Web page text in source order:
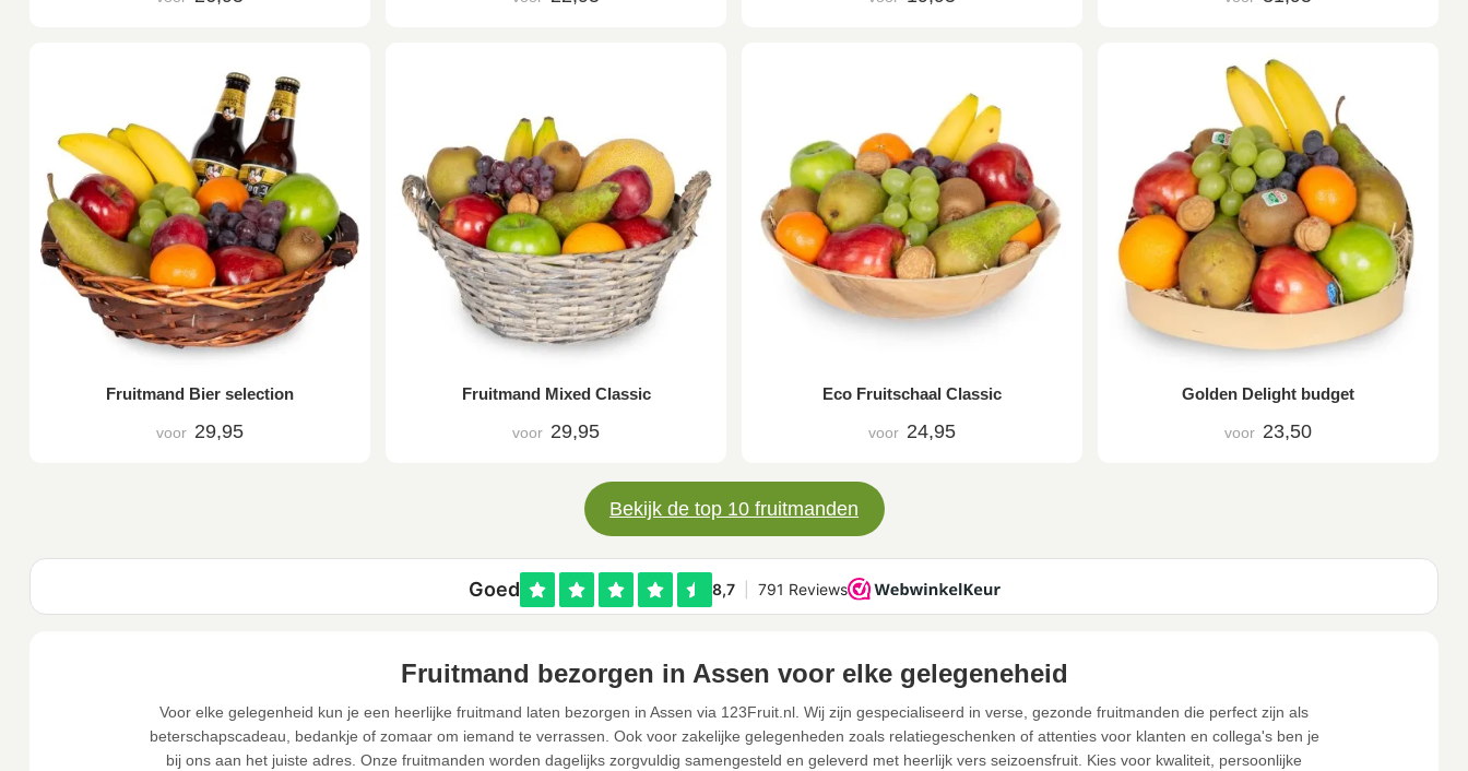
Fruitmand Bier selection
voor 29,95
Fruitmand Mixed Classic
voor 29,95
Eco Fruitschaal Classic
voor 24,95
Golden Delight budget
voor 23,50
Bekijk de top 10 fruitmanden
Fruitmand bezorgen in Assen voor elke gelegeneheid
Voor elke gelegenheid kun je een heerlijke fruitmand laten bezorgen in Assen via 123Fruit.nl. Wij zijn gespecialiseerd in verse, gezonde fruitmanden die perfect zijn als
beterschapscadeau, bedankje of zomaar om iemand te verrassen. Ook voor zakelijke gelegenheden zoals relatiegeschenken of attenties voor klanten en collega's ben je
bij ons aan het juiste adres. Onze fruitmanden worden dagelijks zorgvuldig samengesteld en geleverd met heerlijk vers seizoensfruit. Kies voor kwaliteit, persoonlijke